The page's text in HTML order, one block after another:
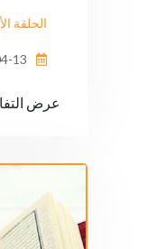
الحلقة
عرض